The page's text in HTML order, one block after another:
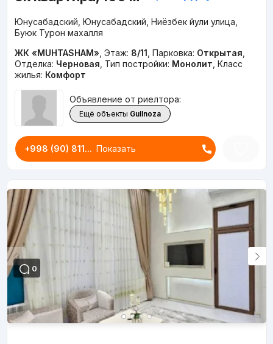
Юнусабадский, Юнусабадский, Ниёзбек йули улица,
Буюк Турон махалля
ЖК «MUHTASHAM» Этаж: 8/11 Парковка: Открытая
Отделка: Черновая Тип постройки: Монолит Класс
жилья: Комфорт
Объявление от риелтора:
Ещё объекты Gullnoza
+998 (90) 811... Показать
0